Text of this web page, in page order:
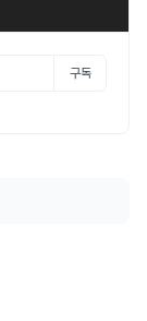
구독